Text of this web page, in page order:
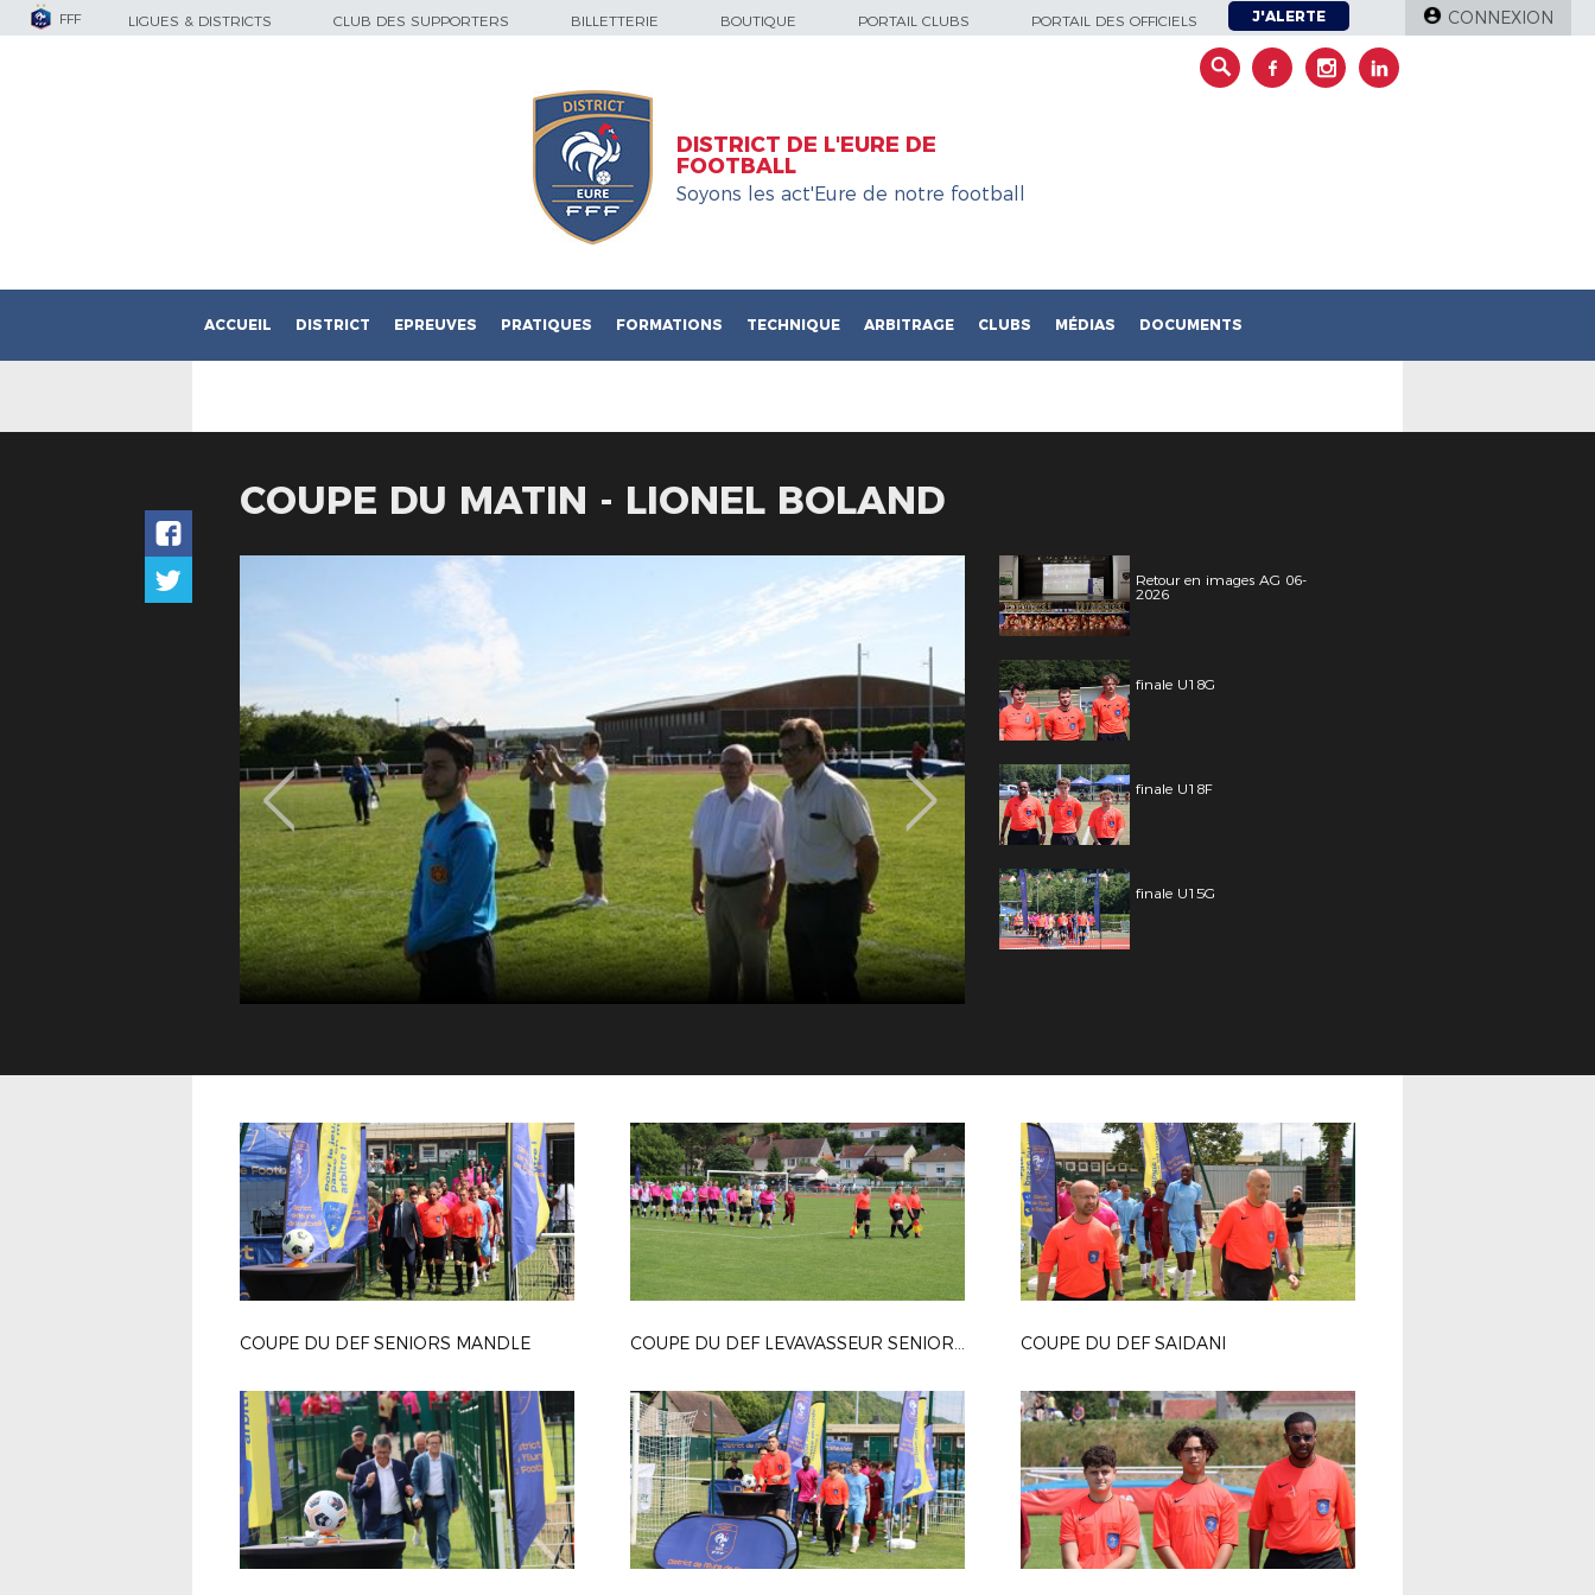
FFF LIGUES & DISTRICTS CLUB DES SUPPORTERS BILLETTERIE BOUTIQUE PORTAIL CLUBS PORTAIL DES OFFICIELS J'ALERTE CONNEXION
DISTRICT DE L'EURE DE
FOOTBALL
Soyons les act'Eure de notre football
ACCUEIL DISTRICT EPREUVES PRATIQUES FORMATIONS TECHNIQUE ARBITRAGE CLUBS MÉDIAS DOCUMENTS
COUPE DU MATIN - LIONEL BOLAND
Retour en images AG 06-
2026
finale U18G
finale U18F
finale U15G
COUPE DU DEF SENIORS MANDLE COUPE DU DEF LEVAVASSEUR SENIOR F COUPE DU DEF SAIDANI